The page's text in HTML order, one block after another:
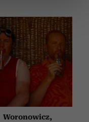
dowolnej chwili.
treści
i
o tym, jak
partnerom
z innymi danymi
podczas
Woronowicz,